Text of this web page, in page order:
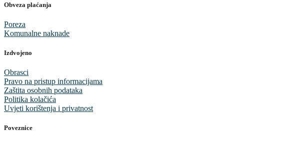
Obveza plaćanja
Poreza
Komunalne naknade
Izdvojeno
Obrasci
Pravo na pristup informacijama
Zaštita osobnih podataka
Politika kolačića
Uvjeti korištenja i privatnost
Poveznice